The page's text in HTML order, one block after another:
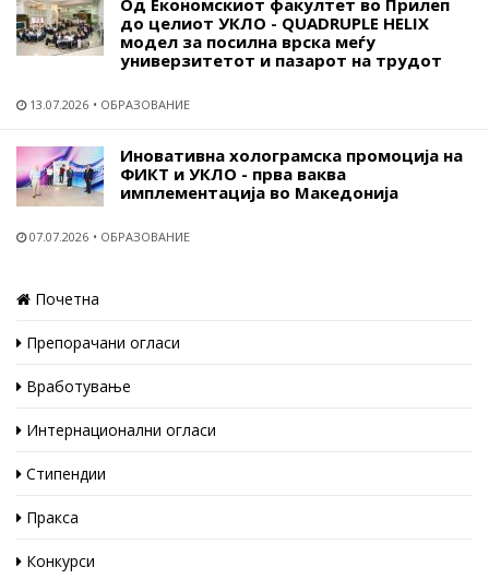
до целиот УКЛО - QUADRUPLE HELIX
модел за посилна врска меѓу
универзитетот и пазарот на трудот
13.07.2026 ОБРАЗОВАНИЕ
Иновативна холограмска промоција на
ФИКТ и УКЛО - прва ваква
имплементација во Македонија
07.07.2026 ОБРАЗОВАНИЕ
Почетна
Препорачани огласи
Вработување
Интернационални огласи
Стипендии
Пракса
Конкурси